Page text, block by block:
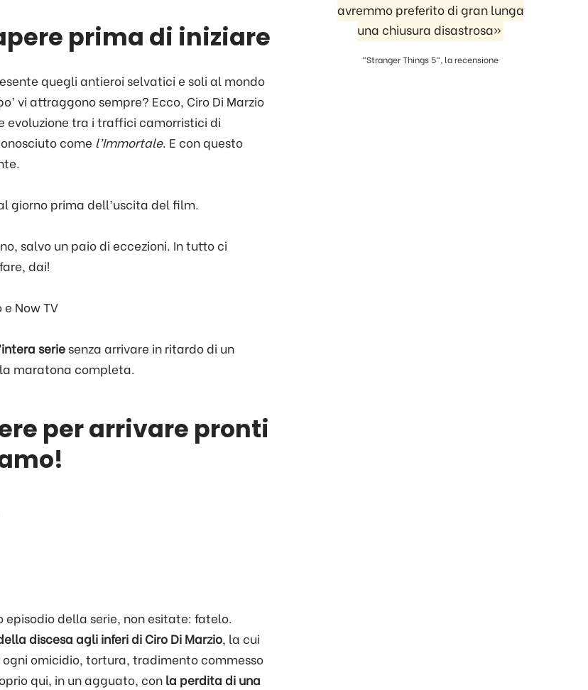
prima di iniziare
quegli antieroi selvatici e soli al mondo
vi attraggono sempre? Ecco, Ciro Di Marzio
tra i traffici camorristici di
come l’Immortale. E con questo
giorno prima dell’uscita del film.
salvo un paio di eccezioni. In tutto ci
dai!
e Now TV
seriesenza arrivare in ritardo di un
maratona completa.
per arrivare pronti
episodio della serie, non esitate: fatelo.
discesa agli inferi di Ciro Di Marzio, la cui
omicidio, tortura, tradimento commesso
qui, in un agguato, con la perdita di una
avremmo preferito di gran lunga
una chiusura disastrosa»
"Stranger Things 5", la recensione